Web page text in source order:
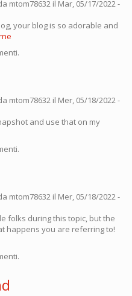
mtom78632 il Mar, 05/17/2022 -
your blog is so adorable and
mtom78632 il Mer, 05/18/2022 -
and use that on my
mtom78632 il Mer, 05/18/2022 -
folks during this topic, but the
happens you are referring to!